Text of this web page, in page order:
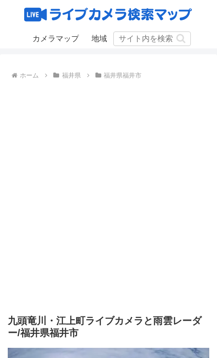
カメラマップ 地域
ホーム 福井県 福井県福井市
九頭竜川・江上町ライブカメラと雨雲レーダ
ー/福井県福井市